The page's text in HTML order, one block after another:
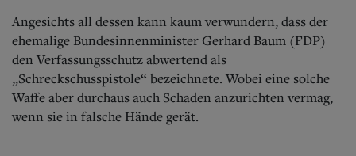
Angesichts all dessen kann kaum verwundern, dass der
ehemalige Bundesinnenminister Gerhard Baum (FDP)
den Verfassungsschutz abwertend als
„Schreckschusspistole“ bezeichnete. Wobei eine solche
Waffe aber durchaus auch Schaden anzurichten vermag,
wenn sie in falsche Hände gerät.